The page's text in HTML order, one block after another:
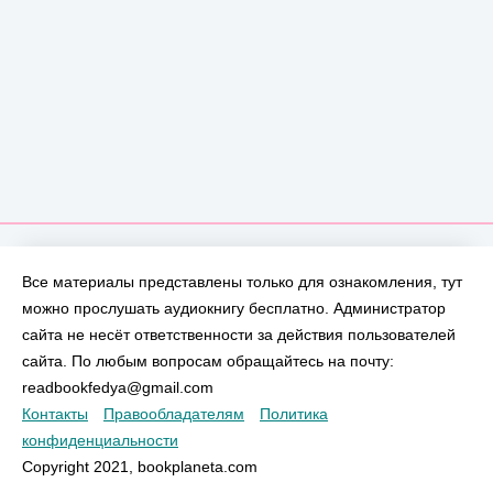
Все материалы представлены только для ознакомления, тут
можно прослушать аудиокнигу бесплатно. Администратор
сайта не несёт ответственности за действия пользователей
сайта. По любым вопросам обращайтесь на почту:
readbookfedya@gmail.com
Контакты
Правообладателям
Политика
конфиденциальности
Copyright 2021, bookplaneta.com